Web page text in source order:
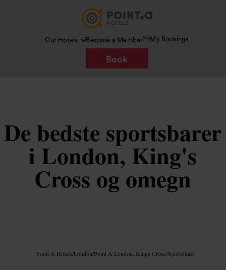
Our Hotels Become a Member My Bookings
Book
De bedste sportsbarer
i London, King's
Cross og omegn
Point A Hotels/London/Point A London, Kings Cross/Sportsbarer